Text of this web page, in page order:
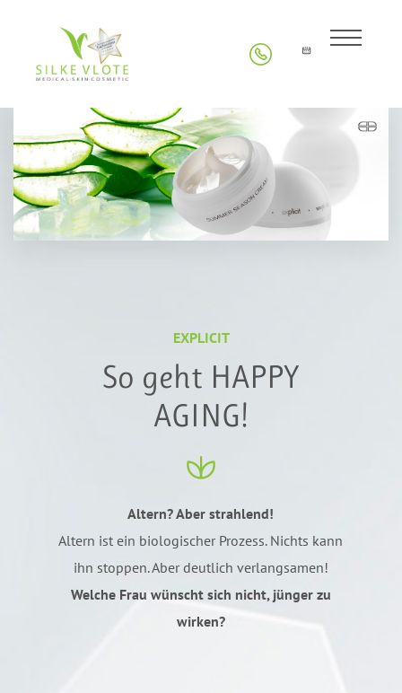
EXPLICIT
So geht HAPPY
AGING!
Altern? Aber strahlend!
Altern ist ein biologischer Prozess. Nichts kann
ihn stoppen. Aber deutlich verlangsamen!
Welche Frau wünscht sich nicht, jünger zu
wirken?